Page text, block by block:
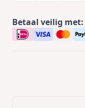
Betaal veilig met: